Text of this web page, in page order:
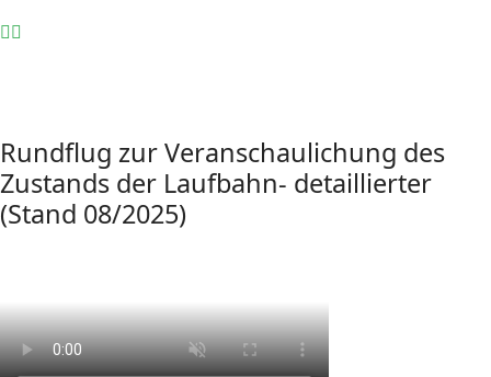
Rundflug zur Veranschaulichung des
Zustands der Laufbahn- detaillierter
(Stand 08/2025)